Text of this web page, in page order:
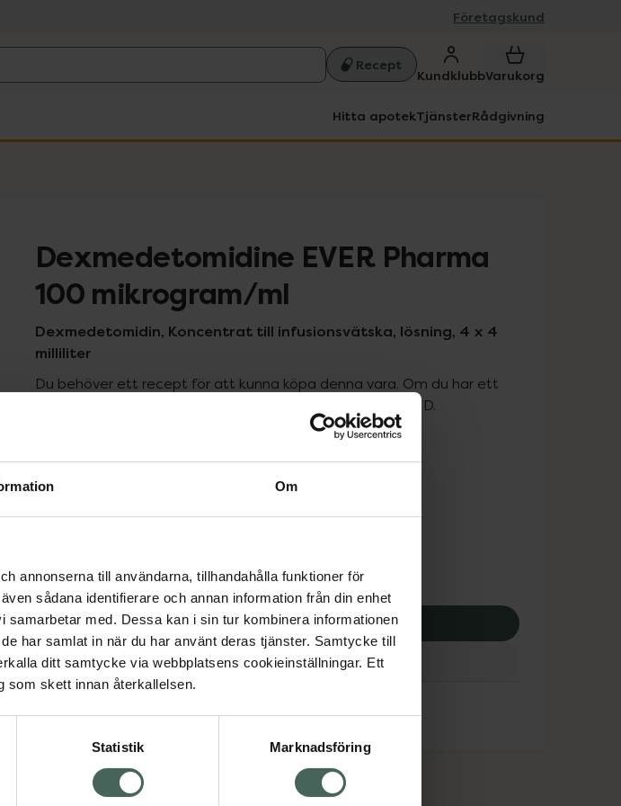
Om
annonserna till användarna, tillhandahålla funktioner för
sådana identifierare och annan information från din enhet
med. Dessa kan i sin tur kombinera informationen
har samlat in när du har använt deras tjänster. Samtycke till
ditt samtycke via webbplatsens cookieinställningar. Ett
som skett innan återkallelsen.
Statistik Marknadsföring
Företagskund
Recept
KundklubbVarukorg
Hitta apotekTjänsterRådgivning
Dexmedetomidine EVER Pharma
100 mikrogram/ml
Dexmedetomidin, Koncentrat till infusionsvätska, lösning, 4 x 4
milliliter
Du behöver ett recept för att kunna köpa denna vara. Om du har ett
recept kan du handla genom att logga in med ditt bank-ID.
Pris med recept
Högkostnadsskyddet gäller inte
1074,28 kr
I apotek:1074,28 kr
Köp via ditt recept
Aktuella erbjudanden
Om recept och läkemedel